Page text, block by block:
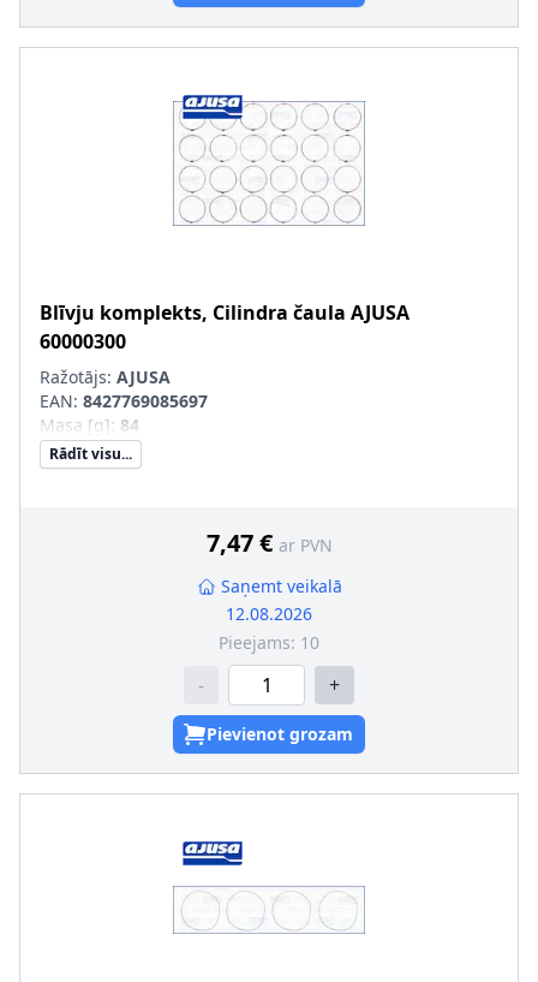
Blīvju komplekts, Cilindra čaula AJUSA
60000300
Ražotājs: AJUSA
EAN: 8427769085697
Masa [g]: 84
Rādīt visu...
7,47 € ar PVN
Saņemt veikalā
12.08.2026
Pieejams: 10
- +
Pievienot grozam